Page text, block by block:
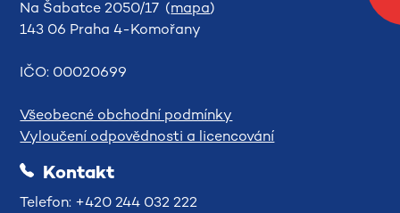
Na Šabatce 2050/17 (mapa)
143 06 Praha 4-Komořany
IČO: 00020699
Všeobecné obchodní podmínky
Vyloučení odpovědnosti a licencování
Kontakt
Telefon: +420 244 032 222